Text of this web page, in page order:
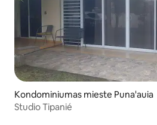
Kondominiumas mieste Puna'auia
Studio Tipanié